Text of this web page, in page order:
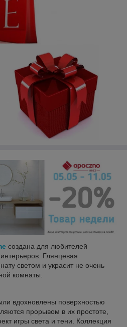
создана для любителей
Глянцевая
светом и украсит не очень
комнаты.
вдохновлены поверхностью
прорывом в их простоте,
игры света и тени. Коллекция